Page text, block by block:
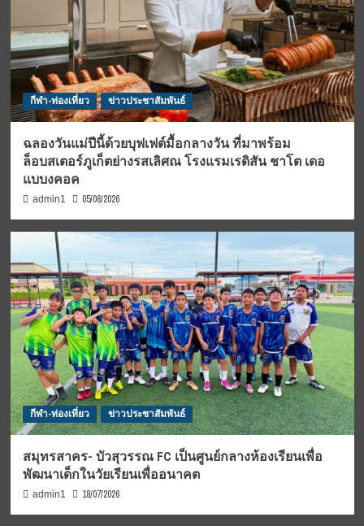
กีฬา-ท่องเที่ยว ข่าวประชาสัมพันธ์
ฉลองวันแม่ปีนี้ด้วยบุฟเฟต์มื้อกลางวัน ที่มาพร้อม
ล็อบสเตอร์ภูเก็ตย่างรสเลิศณ โรงแรมเรดิสัน ชาโต เดอ
แบบงคอค
admin1 05/08/2026
กีฬา-ท่องเที่ยว ข่าวประชาสัมพันธ์
สมุทรสาคร- บัวสุวรรณ FC เป็นศูนย์กลางห้องเรียนเพื่อ
พัฒนาเด็กในวัยเรียนเพื่ออนาคต
admin1 18/07/2026